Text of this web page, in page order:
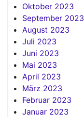
Oktober 2023
September 2023
August 2023
Juli 2023
Juni 2023
Mai 2023
April 2023
März 2023
Februar 2023
Januar 2023